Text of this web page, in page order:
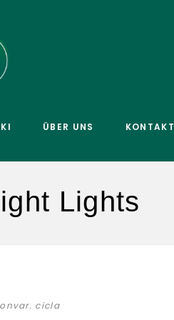
ÜBER UNS KONTAKT
Lights
cicla